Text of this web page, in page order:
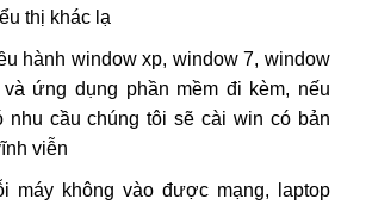
thị khác lạ
hành window xp, window 7, window
ứng dụng phần mềm đi kèm, nếu
nhu cầu chúng tôi sẽ cài win có bản
viễn
máy không vào được mạng, laptop